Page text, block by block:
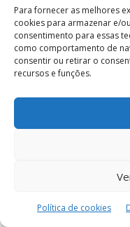
Para fornecer as melhores
cookies para armazenar e/
consentimento para essas
como comportamento de
consentir ou retirar o
recursos e funções.
Política de cookies
29
27